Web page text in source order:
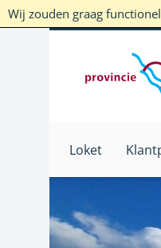
Wij zouden graag
Loket